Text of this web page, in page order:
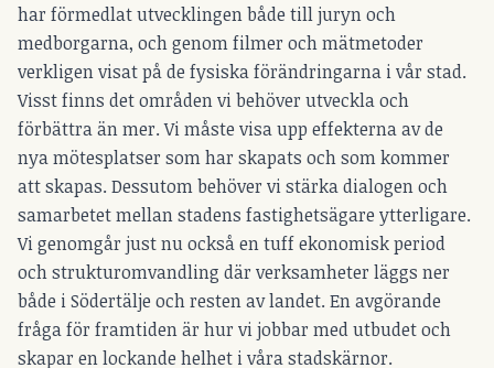
har förmedlat utvecklingen både till juryn och
medborgarna, och genom filmer och mätmetoder
verkligen visat på de fysiska förändringarna i vår stad.
Visst finns det områden vi behöver utveckla och
förbättra än mer. Vi måste visa upp effekterna av de
nya mötesplatser som har skapats och som kommer
att skapas. Dessutom behöver vi stärka dialogen och
samarbetet mellan stadens fastighetsägare ytterligare.
Vi genomgår just nu också en tuff ekonomisk period
och strukturomvandling där verksamheter läggs ner
både i Södertälje och resten av landet. En avgörande
fråga för framtiden är hur vi jobbar med utbudet och
skapar en lockande helhet i våra stadskärnor.